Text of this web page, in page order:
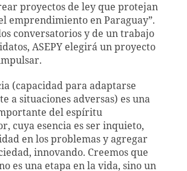
proyectos de ley que protejan
emprendimiento en Paraguay”.
conversatorios y de un trabajo
ASEPY elegirá un proyecto
(capacidad para adaptarse
a situaciones adversas) es una
del espíritu
cuya esencia es ser inquieto,
en los problemas y agregar
innovando. Creemos que
es una etapa en la vida, sino un